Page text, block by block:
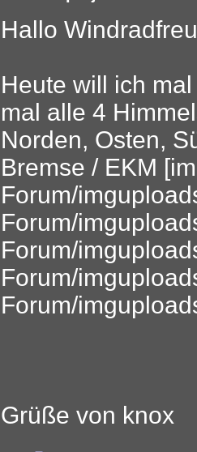
Hallo
Heute will ich
mal alle 4
Norden, Osten,
Bremse / EKM
Forum/
Forum/
Forum/
Forum/
Forum/
Grüße von knox